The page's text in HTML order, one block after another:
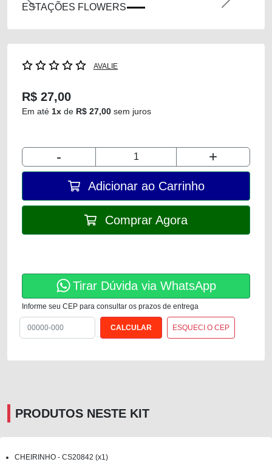
Previous Next
AVALIE
R$ 27,00
Em até 1x de R$ 27,00 sem juros
- +
Adicionar ao Carrinho
Comprar Agora
Tirar Dúvida via WhatsApp
Informe seu CEP para consultar os prazos de entrega
ESQUECI O CEP
PRODUTOS NESTE KIT
CHEIRINHO - CS20842 (x1)